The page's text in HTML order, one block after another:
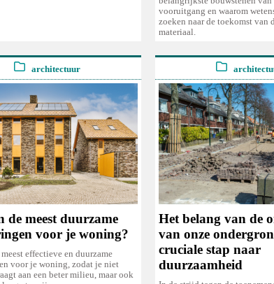
vooruitgang en waarom
zoeken naar de toekomst van
materiaal.
architectuur
de meest duurzame
voor je woning?
effectieve en duurzame
voor je woning, zodat je niet
aan een beter milieu, maar ook
Het belang van de
van onze
cruciale stap naar
duurzaamheid